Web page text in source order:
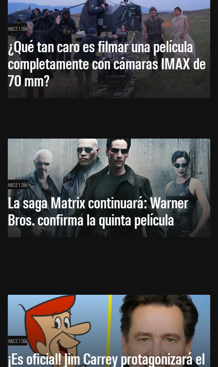
HACE 1 DÍA
¿Qué tan caro es filmar una película
completamente con cámaras IMAX de
70 mm?
HACE 1 DÍA
La saga Matrix continuará: Warner
Bros. confirma la quinta película
HACE 1 DÍA
¡Es oficial! Jim Carrey protagonizará el